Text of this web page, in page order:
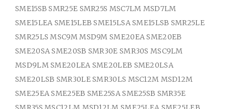
SME15SB SMR25E SMR25S MSC7LM MSD7LM
SME15LEA SME15LEB SME15LSA SME15LSB SMR25LE
SMR25LS MSC9M MSD9M SME20EA SME20EB
SME20SA SME20SB SMR30E SMR30S MSC9LM
MSD9LM SME20LEA SME20LEB SME20LSA
SME20LSB SMR30LE SMR30LS MSC12M MSD12M
SME25EA SME25EB SME25SA SME25SB SMR35E